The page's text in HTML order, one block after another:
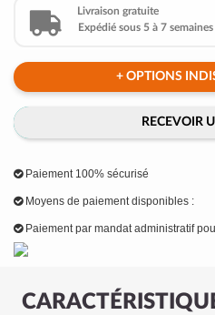
Livraison gratuite
Expédié sous 5 à 7 semaines
+ OPTIONS
RECEVOIR
Paiement 100% sécurisé
Moyens de paiement disponibles :
Paiement par mandat administratif